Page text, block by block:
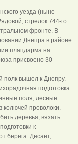
уезда (ныне
стрелок 744-го
фронте. В
Днепра в районе
плацдарма на
присвоено 30
полк вышел к Днепру.
подготовка
поля, лесные
колючей проволоки.
деревья, вязать
к
берега. Десант,